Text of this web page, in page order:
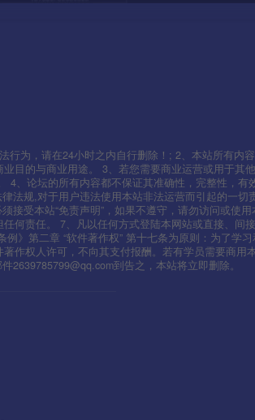
行为，请在24小时之内自行删除！; 2、本站所有内
目的与商业用途。 3、若您需要商业运营或用于其他
4、论坛的所有内容都不保证其准确性，完整性，有
法规,对于用户违法使用本站非法运营而引起的一切
接受本站“免责声明”，如果不遵守，请勿访问或使用
何责任。 7、凡以任何方式登陆本网站或直接、间
》第二章 “软件著作权” 第十七条为原则：为了学
作权人许可，不向其支付报酬。若有学员需要商用
到告之，本站将立即删除。